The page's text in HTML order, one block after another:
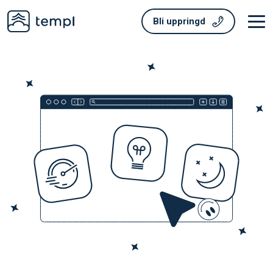
Bli uppringd